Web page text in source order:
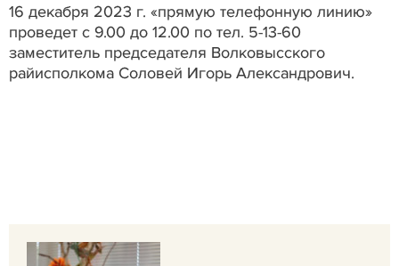
16 декабря 2023 г. «прямую телефонную линию»
проведет с 9.00 до 12.00 по тел. 5-13-60
заместитель председателя Волковысского
райисполкома Соловей Игорь Александрович.